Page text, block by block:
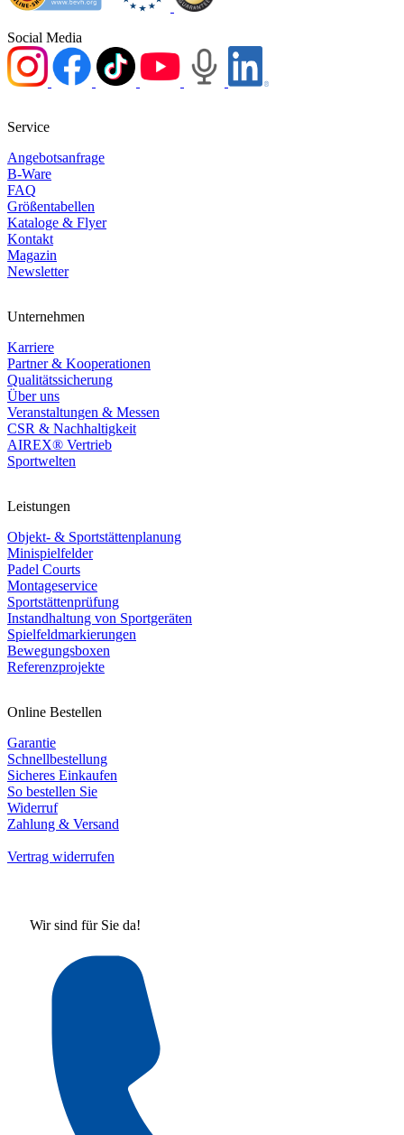
Social Media
Service
Angebotsanfrage
B-Ware
FAQ
Größentabellen
Kataloge & Flyer
Kontakt
Magazin
Newsletter
Unternehmen
Karriere
Partner & Kooperationen
Qualitätssicherung
Über uns
Veranstaltungen & Messen
CSR & Nachhaltigkeit
AIREX® Vertrieb
Sportwelten
Leistungen
Objekt- & Sportstättenplanung
Minispielfelder
Padel Courts
Montageservice
Sportstättenprüfung
Instandhaltung von Sportgeräten
Spielfeldmarkierungen
Bewegungsboxen
Referenzprojekte
Online Bestellen
Garantie
Schnellbestellung
Sicheres Einkaufen
So bestellen Sie
Widerruf
Zahlung & Versand
Vertrag widerrufen
Wir sind für Sie da!